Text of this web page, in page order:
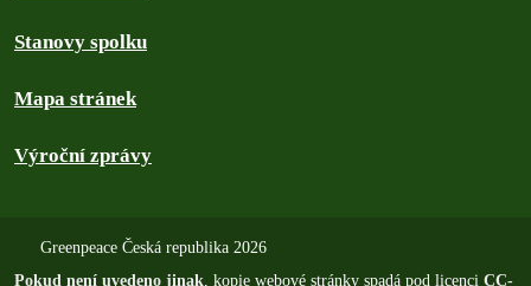
Stanovy spolku
Mapa stránek
Výroční zprávy
Greenpeace Česká republika 2026
Pokud není uvedeno jinak, kopie webové stránky spadá pod licenci CC-